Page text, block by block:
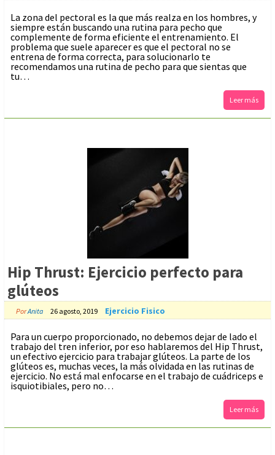
La zona del pectoral es la que más realza en los hombres, y
siempre están buscando una rutina para pecho que
complemente de forma eficiente el entrenamiento. El
problema que suele aparecer es que el pectoral no se
entrena de forma correcta, para solucionarlo te
recomendamos una rutina de pecho para que sientas que
tu…
Leer más
Hip Thrust: Ejercicio perfecto para
glúteos
PorAnita 26 agosto, 2019 Ejercicio Fisico
Para un cuerpo proporcionado, no debemos dejar de lado el
trabajo del tren inferior, por eso hablaremos del Hip Thrust,
un efectivo ejercicio para trabajar glúteos. La parte de los
glúteos es, muchas veces, la más olvidada en las rutinas de
ejercicio. No está mal enfocarse en el trabajo de cuádriceps e
isquiotibiales, pero no…
Leer más